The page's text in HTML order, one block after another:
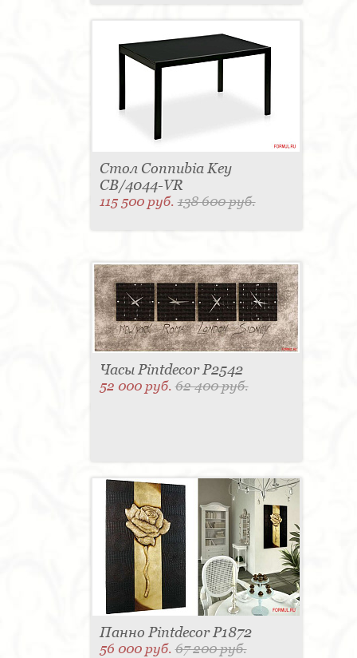
Стол Connubia Key
CB/4044-VR
115 500 руб.138 600 руб.
Часы Pintdecor P2542
52 000 руб.62 400 руб.
Панно Pintdecor P1872
56 000 руб.67 200 руб.